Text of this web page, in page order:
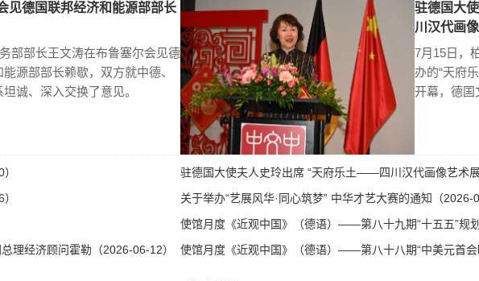
见德国联邦经济和能源部部长
部部长王文涛在布鲁塞尔会见德
源部部长赖歇，双方就中德、
诚、深入交换了意见。
理经济顾问霍勒（2026-06-12）
驻德国大
川汉代画
7月15日，
办的“天府
开幕，德国
驻德国大使夫人史玲出席 “天府乐土——四川汉代画像艺术展
关于举办“艺展风华·同心筑梦” 中华才艺大赛的通知（2026-
使馆月度《近观中国》（德语）——第八十九期“十五五”规
使馆月度《近观中国》（德语）——第八十八期“中美元首会